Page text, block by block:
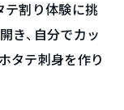
テ割り体験に挑
き、自分でカッ
タテ刺身を作り